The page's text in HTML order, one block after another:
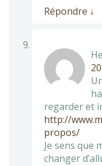
Répondre ↓
regarder et
http://
propos/
Je sens que
changer